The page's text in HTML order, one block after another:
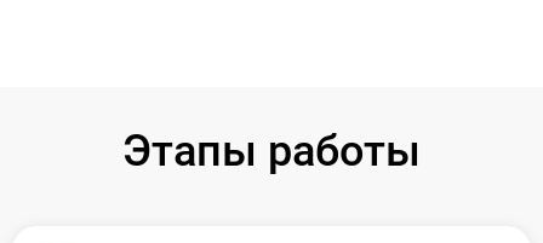
Этапы работы